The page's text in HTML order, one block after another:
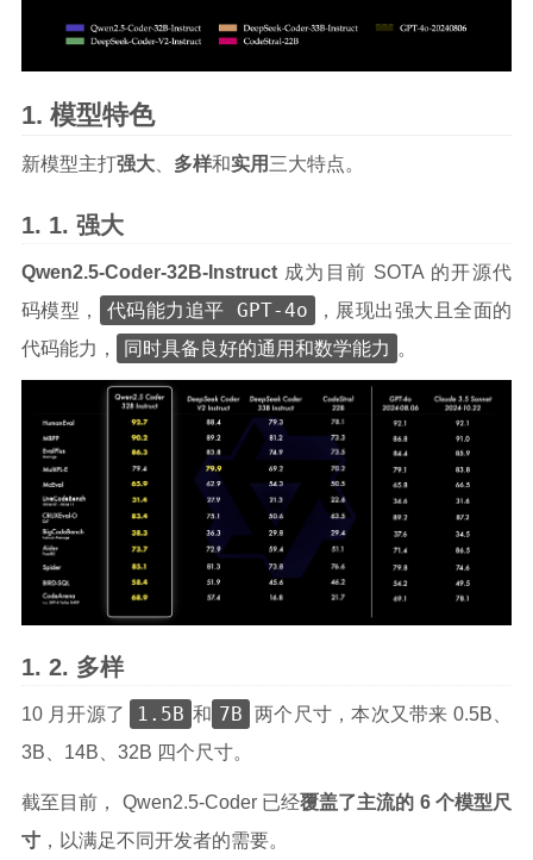
模型特色
新模型主打强大 多样和实用 三大特点。
强大
Qwen2.5-Coder-32B-Instruct 成为目前 SOTA 的开源代
码模型，
代码能力追平 GPT-4o
，展现出强大且全面的
代码能力，
同时具备良好的通用和数学能力 。
多样
10 月开源了 1.5B 和 7B
两个尺寸，本次又带来 0.5B、
3B、14B、32B 四个尺寸。
截至目前， Qwen2.5-Coder 已经覆盖了主流的 6 个模型尺
寸 ，以满足不同开发者的需要。